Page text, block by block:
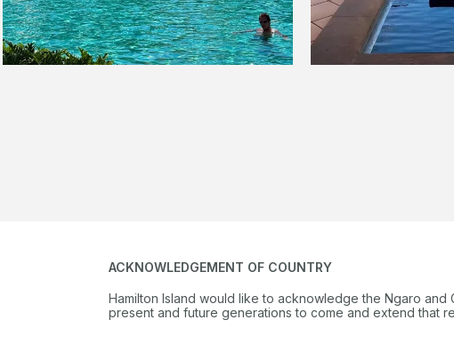
ACKNOWLEDGEMENT OF COUNTRY
Hamilton Island would like to acknowledge the Ngaro
present and future generations to come and extend that